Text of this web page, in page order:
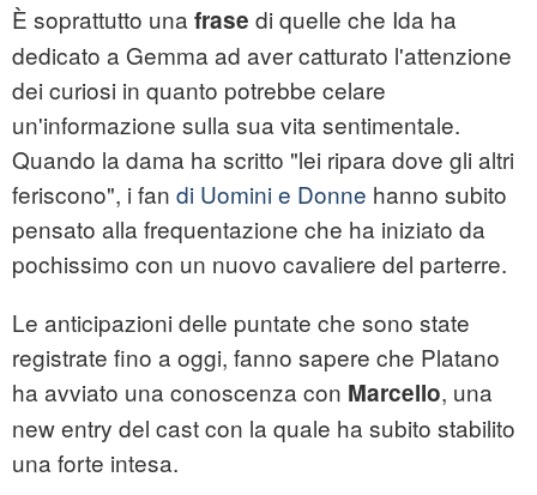
È soprattutto una frase di quelle che Ida ha
dedicato a Gemma ad aver catturato l'attenzione
dei curiosi in quanto potrebbe celare
un'informazione sulla sua vita sentimentale.
Quando la dama ha scritto "lei ripara dove gli altri
feriscono", i fan di Uomini e Donne hanno subito
pensato alla frequentazione che ha iniziato da
pochissimo con un nuovo cavaliere del parterre.
Le anticipazioni delle puntate che sono state
registrate fino a oggi, fanno sapere che Platano
ha avviato una conoscenza con Marcello, una
new entry del cast con la quale ha subito stabilito
una forte intesa.